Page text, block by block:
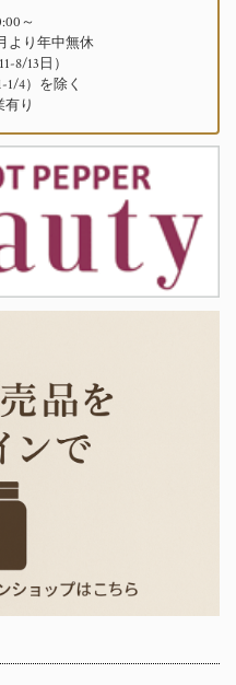
～
より年中無休
8/13日）
1/4）を除く
り